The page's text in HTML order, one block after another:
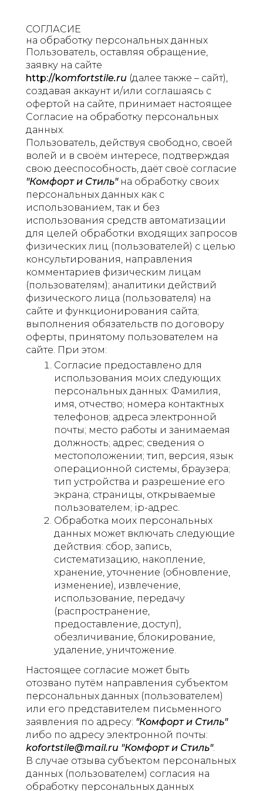
СОГЛАСИЕ
на обработку персональных данных
Пользователь, оставляя обращение,
заявку на сайте
http://komfortstile.ru (далее также – сайт),
создавая аккаунт и/или соглашаясь с
офертой на сайте, принимает настоящее
Согласие на обработку персональных
данных.
Пользователь, действуя свободно, своей
волей и в своём интересе, подтверждая
свою дееспособность, даёт своё согласие
"Комфорт и Стиль"на обработку своих
персональных данных как с
использованием, так и без
использования средств автоматизации
для целей обработки входящих запросов
физических лиц (пользователей) с целью
консультирования, направления
комментариев физическим лицам
(пользователям); аналитики действий
физического лица (пользователя) на
сайте и функционирования сайта;
выполнения обязательств по договору
оферты, принятому пользователем на
сайте. При этом:
Согласие предоставлено для
использования моих следующих
персональных данных: Фамилия,
имя, отчество; номера контактных
телефонов; адреса электронной
почты; место работы и занимаемая
должность; адрес; сведения о
местоположении; тип, версия, язык
операционной системы, браузера;
тип устройства и разрешение его
экрана; страницы, открываемые
пользователем; ip-адрес.
Обработка моих персональных
данных может включать следующие
действия: сбор, запись,
систематизацию, накопление,
хранение, уточнение (обновление,
изменение), извлечение,
использование, передачу
(распространение,
предоставление, доступ),
обезличивание, блокирование,
удаление, уничтожение.
Настоящее согласие может быть
отозвано путём направления субъектом
персональных данных (пользователем)
или его представителем письменного
заявления по адресу: "Комфорт и Стиль"
либо по адресу электронной почты:
kofortstile@mail.ru "Комфорт и Стиль".
В случае отзыва субъектом персональных
данных (пользователем) согласия на
обработку персональных данных